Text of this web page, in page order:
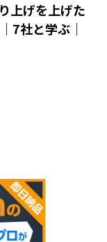
上げを上げた
7社と学ぶ｜